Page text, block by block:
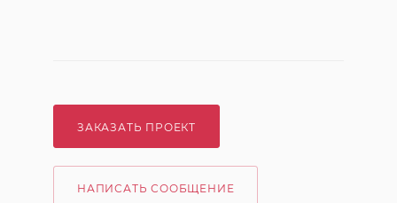
ЗАКАЗАТЬ ПРОЕКТ
НАПИСАТЬ СООБЩЕНИЕ